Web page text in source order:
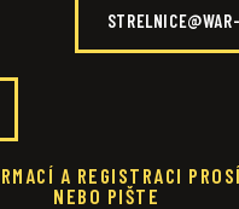
A REGISTRACI
NEBO PIŠTE